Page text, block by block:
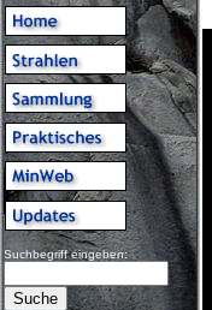
Suchbegriff eingeben: